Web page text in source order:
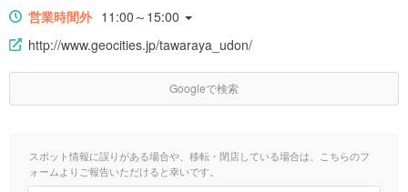
営業時間外 11:00～15:00
http://www.geocities.jp/tawaraya_udon/
Googleで検索
スポット情報に誤りがある場合や、移転・閉店している場合は、こちらのフ
ォームよりご報告いただけると幸いです。